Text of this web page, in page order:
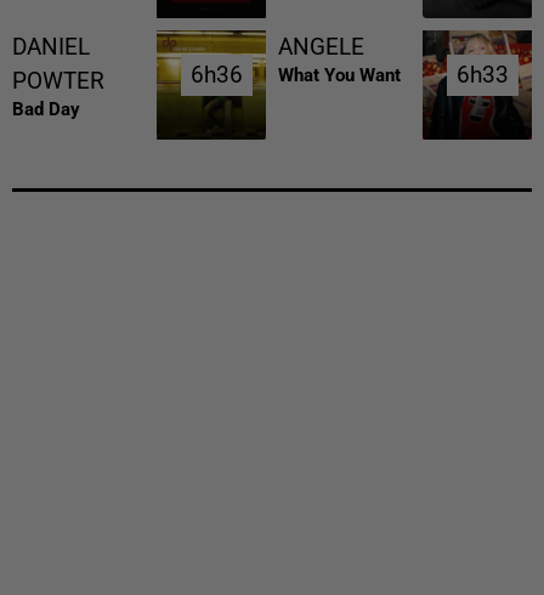
DANIEL
POWTER
Bad Day
6h36
6h36
ANGELE
What You Want 6h33
6h33